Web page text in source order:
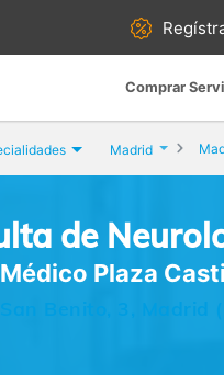
Comprar
Madrid
de
Plaza
San Benito, 3, Madrid